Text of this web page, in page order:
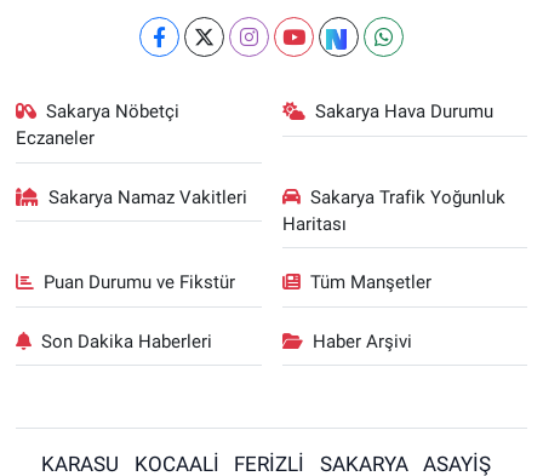
Sakarya Nöbetçi
Eczaneler
Sakarya Hava Durumu
Sakarya Namaz Vakitleri
Sakarya Trafik Yoğunluk
Haritası
Puan Durumu ve Fikstür Tüm Manşetler
Son Dakika Haberleri Haber Arşivi
KARASU KOCAALİ FERİZLİ SAKARYA ASAYİŞ